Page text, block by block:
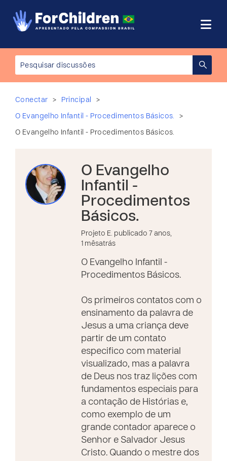
Conectar > Principal >
O Evangelho Infantil - Procedimentos Básicos. >
O Evangelho Infantil - Procedimentos Básicos.
O Evangelho
Infantil -
Procedimentos
Básicos.
Projeto E. publicado 7 anos,
1 mêsatrás
O Evangelho Infantil -
Procedimentos Básicos.
Os primeiros contatos com o
ensinamento da palavra de
Jesus a uma criança deve
partir de um contato
especifico com material
visualizado, mas a palavra
de Deus nos traz lições com
fundamentos especiais para
a contação de Histórias e,
como exemplo de um
grande contador aparece o
Senhor e Salvador Jesus
Cristo. Quando o mestre dos